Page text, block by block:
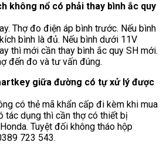
không nổ có phải thay bình ắc quy
Thợ đo điện áp bình trước. Nếu bình
bình là đủ. Nếu bình dưới 11V
thì mới cần thay bình ắc quy SH mới.
đến đo và tư vấn đúng.
giữa đường có tự xử lý được
có thẻ mã khẩn cấp đi kèm khi mua
tác dụng thì cần thợ có thiết bị
Tuyệt đối không tháo hộp
723 543.